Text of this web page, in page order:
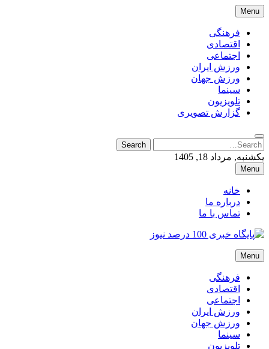
Skip
to
content
Menu
فرهنگی
اقتصادی
اجتماعی
ورزش ایران
ورزش جهان
سینما
تلویزیون
گزارش تصویری
Search
for:
Search
یکشنبه, مرداد 18, 1405
Menu
خانه
درباره ما
تماس با ما
پایگاه خبری 100 درصد نیوز
پایگاه خبری 100 درصد نیوز
Menu
فرهنگی
اقتصادی
اجتماعی
ورزش ایران
ورزش جهان
سینما
تلویزیون